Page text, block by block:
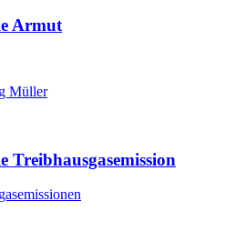
Armut
Müller
Treibhausgasemission